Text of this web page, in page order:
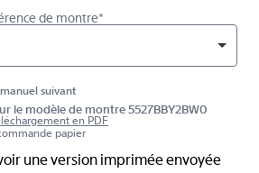
de montre*
suivant
le modèle de montre 5527BBY2BW0
en PDF
papier
une version imprimée envoyée